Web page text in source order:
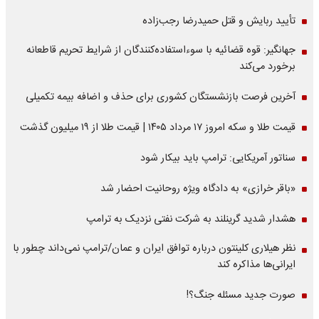
تأیید ربایش و قتل حمیدرضا رجب‌زاده
جهانگیر: قوه قضائیه با سوءاستفاده‌کنندگان از شرایط تحریم قاطعانه
برخورد می‌کند
آخرین فرصت بازنشستگان کشوری برای حذف و اضافه بیمه تکمیلی
قیمت طلا و سکه امروز ۱۷ مرداد ۱۴۰۵ | قیمت طلا از ۱۹ میلیون گذشت
سناتور آمریکایی: ترامپ باید بیکار شود
«باقر خرازی» به دادگاه ویژه روحانیت احضار شد
هشدار شدید گرینلند به شرکت نفتی نزدیک به ترامپ
نظر هیلاری کلینتون درباره توافق ایران و عمان/ترامپ نمی‌داند چطور با
ایرانی‌ها مذاکره کند
صورت جدید مسئله جنگ؟!